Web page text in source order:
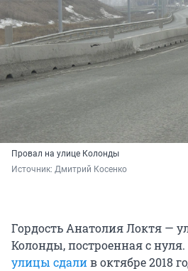
Провал на улице Колонды
Источник: Дмитрий Косенко
Гордость Анатолия Локтя —
Колонды, построенная с нуля.
улицы сдалив октябре 2018